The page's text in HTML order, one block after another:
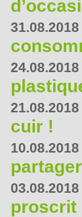
31.08.2018
24.08.2018
21.08.2018
cuir !
10.08.2018
03.08.2018
proscrit